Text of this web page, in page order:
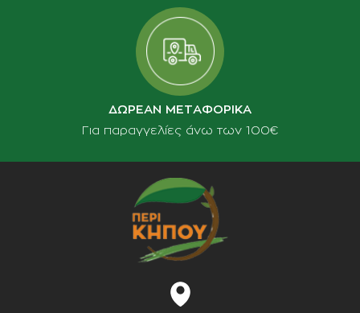
ΔΩΡΕΑΝ ΜΕΤΑΦΟΡΙΚΑ
Για παραγγελίες άνω των 100€